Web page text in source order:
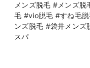
メンズ脱毛 #メンズ
毛 #vio脱毛 #すね毛
ンズ脱毛 #袋井メンズ
スパ